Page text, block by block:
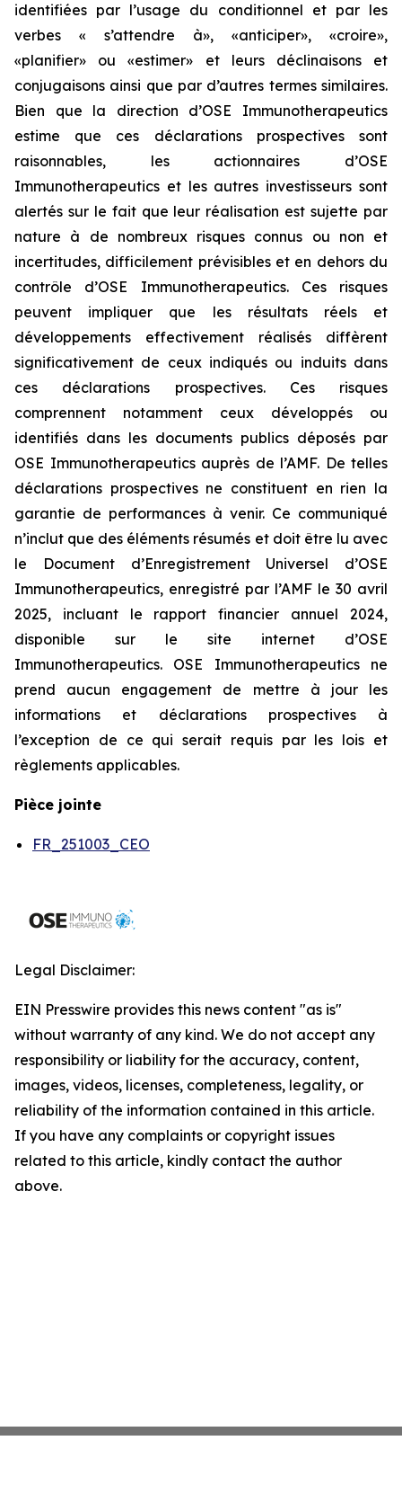
identifiées par l’usage du conditionnel et par les
verbes « s’attendre à», «anticiper», «croire»,
«planifier» ou «estimer» et leurs déclinaisons et
conjugaisons ainsi que par d’autres termes similaires.
Bien que la direction d’OSE Immunotherapeutics
estime que ces déclarations prospectives sont
raisonnables, les actionnaires d’OSE
Immunotherapeutics et les autres investisseurs sont
alertés sur le fait que leur réalisation est sujette par
nature à de nombreux risques connus ou non et
incertitudes, difficilement prévisibles et en dehors du
contrôle d’OSE Immunotherapeutics. Ces risques
peuvent impliquer que les résultats réels et
développements effectivement réalisés diffèrent
significativement de ceux indiqués ou induits dans
ces déclarations prospectives. Ces risques
comprennent notamment ceux développés ou
identifiés dans les documents publics déposés par
OSE Immunotherapeutics auprès de l’AMF. De telles
déclarations prospectives ne constituent en rien la
garantie de performances à venir. Ce communiqué
n’inclut que des éléments résumés et doit être lu avec
le Document d’Enregistrement Universel d’OSE
Immunotherapeutics, enregistré par l’AMF le 30 avril
2025, incluant le rapport financier annuel 2024,
disponible sur le site internet d’OSE
Immunotherapeutics. OSE Immunotherapeutics ne
prend aucun engagement de mettre à jour les
informations et déclarations prospectives à
l’exception de ce qui serait requis par les lois et
règlements applicables.
Pièce jointe
FR_251003_CEO
Legal Disclaimer:
EIN Presswire provides this news content "as is"
without warranty of any kind. We do not accept any
responsibility or liability for the accuracy, content,
images, videos, licenses, completeness, legality, or
reliability of the information contained in this article.
If you have any complaints or copyright issues
related to this article, kindly contact the author
above.